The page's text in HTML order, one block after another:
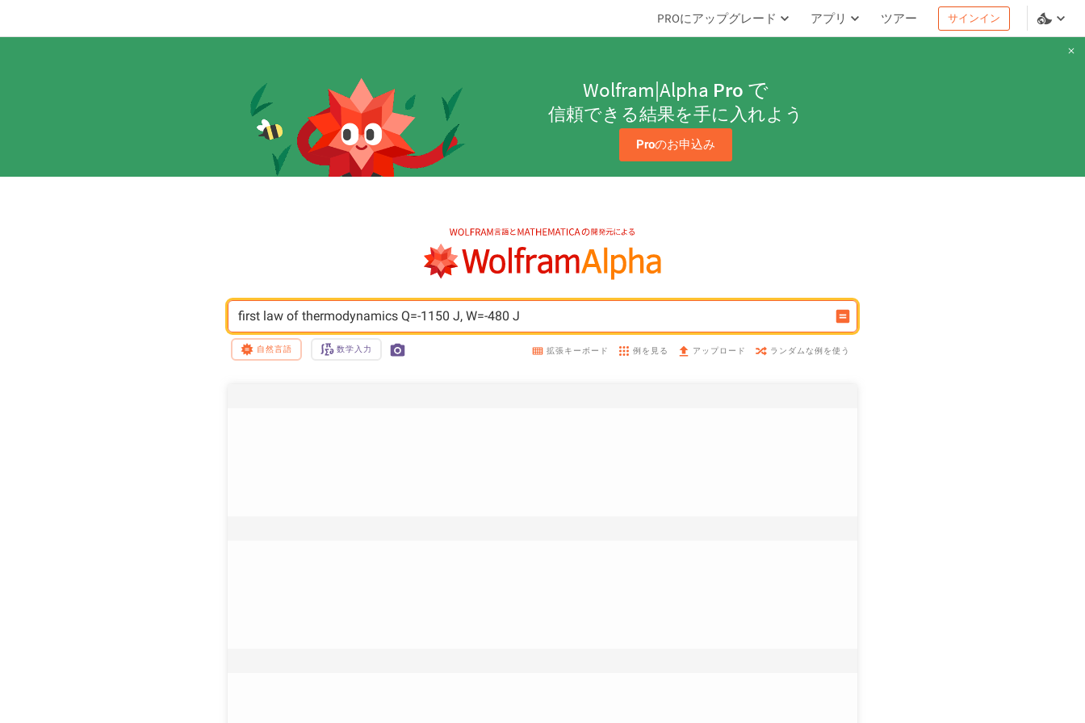
PROにアップグレード アプリ ツアー サインイン
Wolfram|Alpha Pro で
信頼できる結果を手に入れよう
Proのお申込み
first law of thermodynamics Q=-1150 J, W=-480 J
自然言語 数学入力 拡張キーボード 例を見る アップロード ランダムな例を使う